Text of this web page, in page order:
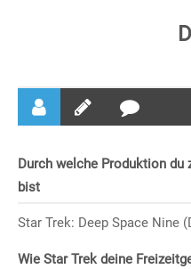
Durch welche Produktion du
bist
Star Trek: Deep Space Nine
Wie Star Trek deine